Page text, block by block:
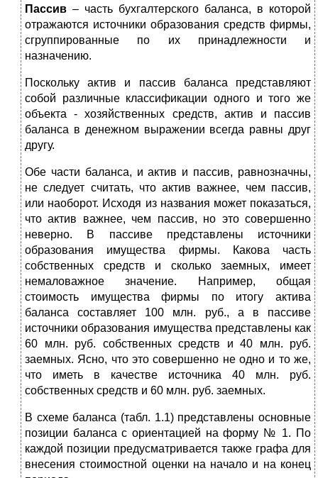
Пассив – часть бухгалтерского баланса, в которой
отражаются источники образования средств фирмы,
сгруппированные по их принадлежности и
назначению.
Поскольку актив и пассив баланса представляют
собой различные классификации одного и того же
объекта - хозяйственных средств, актив и пассив
баланса в денежном выражении всегда равны друг
другу.
Обе части баланса, и актив и пассив, равнозначны,
не следует считать, что актив важнее, чем пассив,
или наоборот. Исходя из названия может показаться,
что актив важнее, чем пассив, но это совершенно
неверно. В пассиве представлены источники
образования имущества фирмы. Какова часть
собственных средств и сколько заемных, имеет
немаловажное значение. Например, общая
стоимость имущества фирмы по итогу актива
баланса составляет 100 млн. руб., а в пассиве
источники образования имущества представлены как
60 млн. руб. собственных средств и 40 млн. руб.
заемных. Ясно, что это совершенно не одно и то же,
что иметь в качестве источника 40 млн. руб.
собственных средств и 60 млн. руб. заемных.
В схеме баланса (табл. 1.1) представлены основные
позиции баланса с ориентацией на форму № 1. По
каждой позиции предусматривается также графа для
внесения стоимостной оценки на начало и на конец